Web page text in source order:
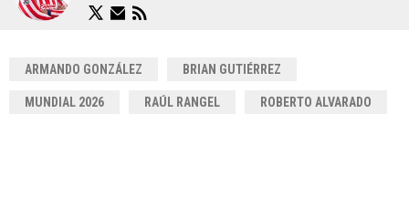
ARMANDO GONZÁLEZ BRIAN GUTIÉRREZ
MUNDIAL 2026 RAÚL RANGEL ROBERTO ALVARADO